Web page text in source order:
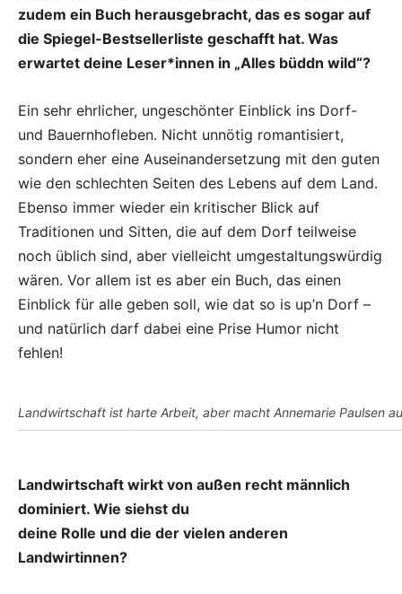
zudem ein Buch herausgebracht, das es sogar auf
die Spiegel-Bestsellerliste geschafft hat. Was
erwartet deine Leser*innen in „Alles büddn wild“?
Ein sehr ehrlicher, ungeschönter Einblick ins Dorf-
und Bauernhofleben. Nicht unnötig romantisiert,
sondern eher eine Auseinandersetzung mit den guten
wie den schlechten Seiten des Lebens auf dem Land.
Ebenso immer wieder ein kritischer Blick auf
Traditionen und Sitten, die auf dem Dorf teilweise
noch üblich sind, aber vielleicht umgestaltungswürdig
wären. Vor allem ist es aber ein Buch, das einen
Einblick für alle geben soll, wie dat so is up’n Dorf –
und natürlich darf dabei eine Prise Humor nicht
fehlen!
Landwirtschaft ist harte Arbeit, aber macht Annemarie Paulsen
Landwirtschaft wirkt von außen recht männlich
dominiert. Wie siehst du
deine Rolle und die der vielen anderen
Landwirtinnen?